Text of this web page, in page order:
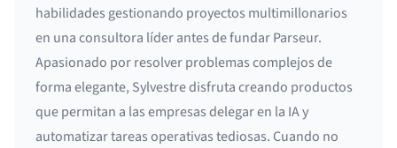
habilidades gestionando proyectos multimillonarios
en una consultora líder antes de fundar Parseur.
Apasionado por resolver problemas complejos de
forma elegante, Sylvestre disfruta creando productos
que permitan a las empresas delegar en la IA y
automatizar tareas operativas tediosas. Cuando no